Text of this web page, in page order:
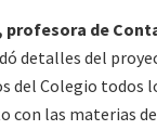
profesora de
detalles del
del Colegio todos
con las materias